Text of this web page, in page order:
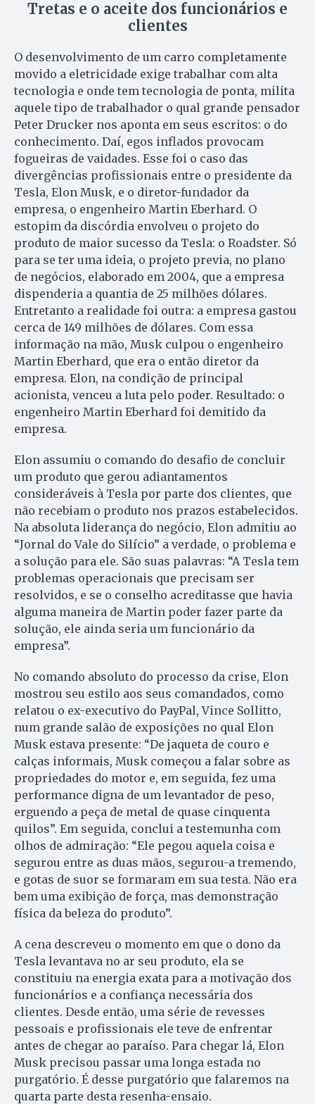
Tretas e o aceite dos funcionários e
clientes
O desenvolvimento de um carro completamente
movido a eletricidade exige trabalhar com alta
tecnologia e onde tem tecnologia de ponta, milita
aquele tipo de trabalhador o qual grande pensador
Peter Drucker nos aponta em seus escritos: o do
conhecimento. Daí, egos inflados provocam
fogueiras de vaidades. Esse foi o caso das
divergências profissionais entre o presidente da
Tesla, Elon Musk, e o diretor-fundador da
empresa, o engenheiro Martin Eberhard. O
estopim da discórdia envolveu o projeto do
produto de maior sucesso da Tesla: o Roadster. Só
para se ter uma ideia, o projeto previa, no plano
de negócios, elaborado em 2004, que a empresa
dispenderia a quantia de 25 milhões dólares.
Entretanto a realidade foi outra: a empresa gastou
cerca de 149 milhões de dólares. Com essa
informação na mão, Musk culpou o engenheiro
Martin Eberhard, que era o então diretor da
empresa. Elon, na condição de principal
acionista, venceu a luta pelo poder. Resultado: o
engenheiro Martin Eberhard foi demitido da
empresa.
Elon assumiu o comando do desafio de concluir
um produto que gerou adiantamentos
consideráveis à Tesla por parte dos clientes, que
não recebiam o produto nos prazos estabelecidos.
Na absoluta liderança do negócio, Elon admitiu ao
“Jornal do Vale do Silício” a verdade, o problema e
a solução para ele. São suas palavras: “A Tesla tem
problemas operacionais que precisam ser
resolvidos, e se o conselho acreditasse que havia
alguma maneira de Martin poder fazer parte da
solução, ele ainda seria um funcionário da
empresa”.
No comando absoluto do processo da crise, Elon
mostrou seu estilo aos seus comandados, como
relatou o ex-executivo do PayPal, Vince Sollitto,
num grande salão de exposições no qual Elon
Musk estava presente: “De jaqueta de couro e
calças informais, Musk começou a falar sobre as
propriedades do motor e, em seguida, fez uma
performance digna de um levantador de peso,
erguendo a peça de metal de quase cinquenta
quilos”. Em seguida, conclui a testemunha com
olhos de admiração: “Ele pegou aquela coisa e
segurou entre as duas mãos, segurou-a tremendo,
e gotas de suor se formaram em sua testa. Não era
bem uma exibição de força, mas demonstração
física da beleza do produto”.
A cena descreveu o momento em que o dono da
Tesla levantava no ar seu produto, ela se
constituiu na energia exata para a motivação dos
funcionários e a confiança necessária dos
clientes. Desde então, uma série de revesses
pessoais e profissionais ele teve de enfrentar
antes de chegar ao paraíso. Para chegar lá, Elon
Musk precisou passar uma longa estada no
purgatório. É desse purgatório que falaremos na
quarta parte desta resenha-ensaio.